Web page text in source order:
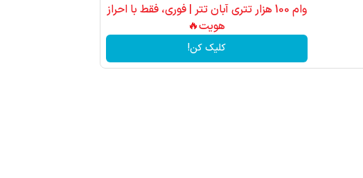
وام 100 هزار تتری آبان تتر | فوری، فقط با احراز
هویت🔥
کلیک کن!